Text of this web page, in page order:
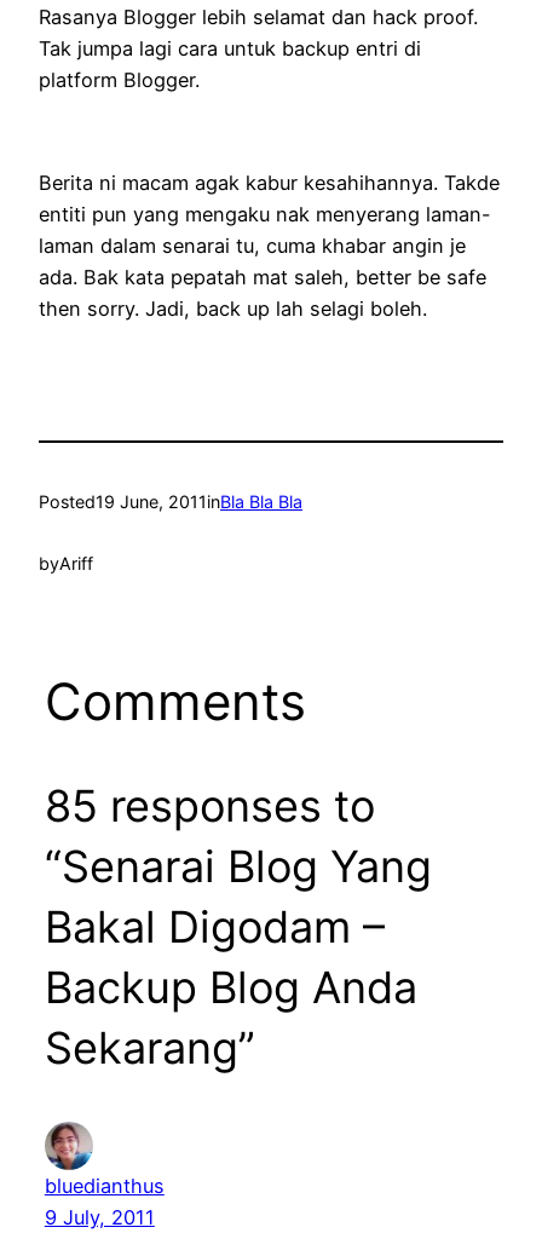
Rasanya Blogger lebih selamat dan hack proof.
Tak jumpa lagi cara untuk backup entri di
platform Blogger.
Berita ni macam agak kabur kesahihannya. Takde
entiti pun yang mengaku nak menyerang laman-
laman dalam senarai tu, cuma khabar angin je
ada. Bak kata pepatah mat saleh, better be safe
then sorry. Jadi, back up lah selagi boleh.
Posted19 June, 2011inBla Bla Bla
byAriff
Comments
85 responses to
“Senarai Blog Yang
Bakal Digodam –
Backup Blog Anda
Sekarang”
bluedianthus
9 July, 2011